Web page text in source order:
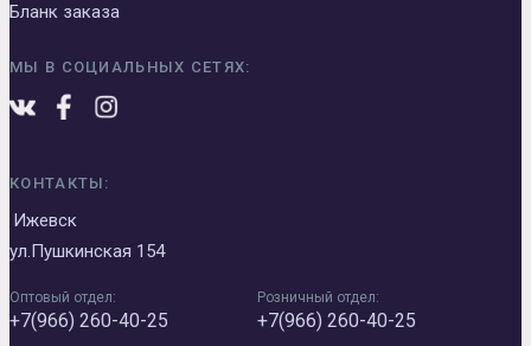
Бланк заказа
МЫ В СОЦИАЛЬНЫХ СЕТЯХ:
КОНТАКТЫ:
Ижевск
ул.Пушкинская 154
Оптовый отдел:
+7(966) 260-40-25
Розничный отдел:
+7(966) 260-40-25